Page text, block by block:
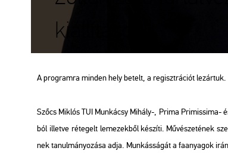
kiállításon
A prog­ram­ra min­den hely be­telt, a re­giszt­rá­ci­ót le­zár­tuk.
Szőcs Mik­lós TUI Mun­ká­csy Mi­hály-, Prima
ból il­let­ve ré­te­gelt le­me­zek­ből ké­szí­ti. Mű­vé­sze­té­nek
nek ta­nul­má­nyo­zá­sa adja. Mun­kás­sá­gát a fa­anya­gok